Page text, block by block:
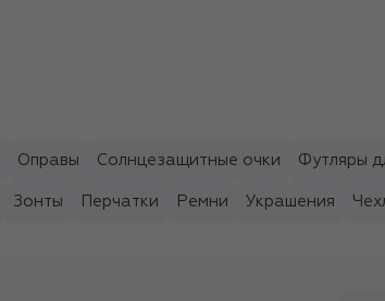
Оправы Солнцезащитные очки Футляры
Зонты Перчатки Ремни Украшения